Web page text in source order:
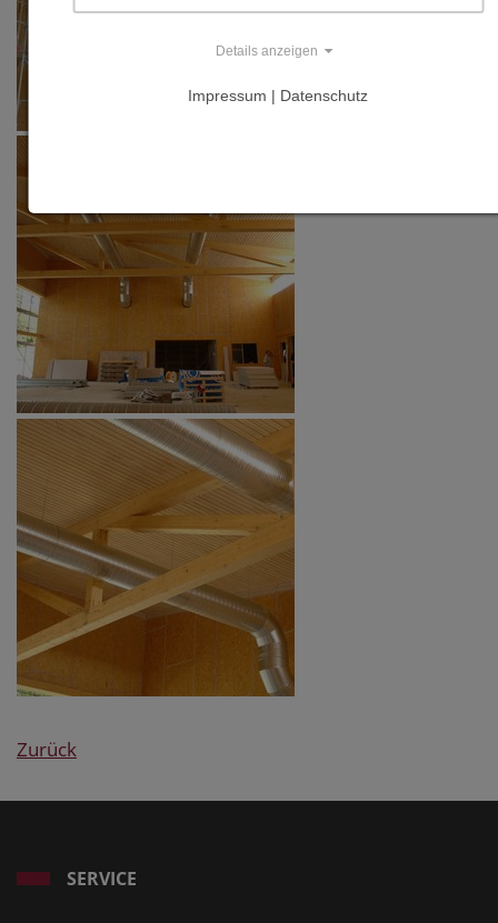
Zurück
SERVICE
Details anzeigen
Impressum | Datenschutz